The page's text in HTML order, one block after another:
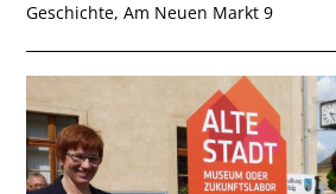
Geschichte, Am Neuen Markt 9